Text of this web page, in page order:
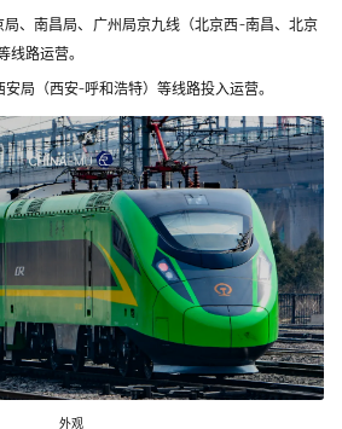
、南昌局、广州局京九线（北京西-南昌、北京
线路运营。
局（西安-呼和浩特）等线路投入运营。
外观